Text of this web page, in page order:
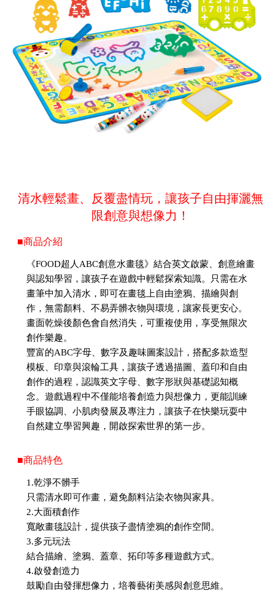
清水輕鬆畫、反覆盡情玩，讓孩子自由揮灑無
限創意與想像力！
■商品介紹
《FOOD超人ABC創意水畫毯》結合英文啟蒙、創意繪畫
與認知學習，讓孩子在遊戲中輕鬆探索知識。只需在水
畫筆中加入清水，即可在畫毯上自由塗鴉、描繪與創
作，無需顏料、不易弄髒衣物與環境，讓家長更安心。
畫面乾燥後顏色會自然消失，可重複使用，享受無限次
創作樂趣。
豐富的ABC字母、數字及趣味圖案設計，搭配多款造型
模板、印章與滾輪工具，讓孩子透過描圖、蓋印和自由
創作的過程，認識英文字母、數字形狀與基礎認知概
念。遊戲過程中不僅能培養創造力與想像力，更能訓練
手眼協調、小肌肉發展及專注力，讓孩子在快樂玩耍中
自然建立學習興趣，開啟探索世界的第一步。
■商品特色
1.乾淨不髒手
只需清水即可作畫，避免顏料沾染衣物與家具。
2.大面積創作
寬敞畫毯設計，提供孩子盡情塗鴉的創作空間。
3.多元玩法
結合描繪、塗鴉、蓋章、拓印等多種遊戲方式。
4.啟發創造力
鼓勵自由發揮想像力，培養藝術美感與創意思維。